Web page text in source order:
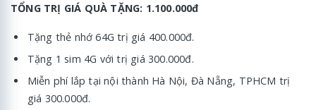
TỔNG TRỊ GIÁ QUÀ TẶNG: 1.100.000đ
Tặng thẻ nhớ 64G trị giá 400.000đ.
Tặng 1 sim 4G với trị giá 300.000đ.
Miễn phí lắp tại nội thành Hà Nội, Đà Nẵng, TPHCM trị
giá 300.000đ.